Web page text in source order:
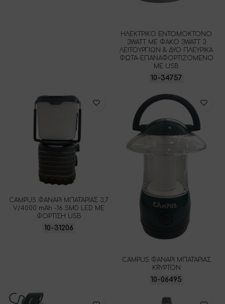
ΗΛΕΚΤΡΙΚΟ ΕΝΤΟΜΟΚΤΟΝΟ
3WATT ΜΕ ΦΑΚΟ 3WATT 3
ΛΕΙΤΟΥΡΓΙΩΝ & ΔΥΟ ΠΛΕΥΡΙΚΑ
ΦΩΤΑ-ΕΠΑΝΑΦΟΡΤΙΖΟΜΕΝΟ
ΜΕ USB
10-34757
CAMPUS ΦΑΝΑΡΙ ΜΠΑΤΑΡΙΑΣ 3,7
V/4000 mAh -16 SMD LED ΜΕ
ΦΟΡΤΙΣΗ USB
10-31206
CAMPUS ΦΑΝΑΡΙ ΜΠΑΤΑΡΙΑΣ
KRYPTON
10-06495